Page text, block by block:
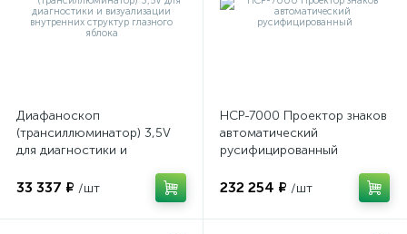
Диафаноскоп
(трансиллюминатор) 3,5V
для диагностики и
структур глазного яблока
33 337 ₽ /шт
НСР-7000 Проектор знаков
автоматический
русифицированный
232 254 ₽ /шт